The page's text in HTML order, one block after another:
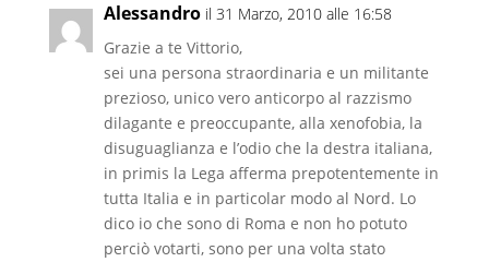
Alessandro il 31 Marzo, 2010 alle 16:58
Grazie a te Vittorio,
sei una persona straordinaria e un militante
prezioso, unico vero anticorpo al razzismo
dilagante e preoccupante, alla xenofobia, la
disuguaglianza e l’odio che la destra italiana,
in primis la Lega afferma prepotentemente in
tutta Italia e in particolar modo al Nord. Lo
dico io che sono di Roma e non ho potuto
perciò votarti, sono per una volta stato